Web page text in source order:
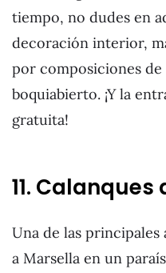
tiempo, no dudes en
decoración interior,
por composiciones de
boquiabierto. ¡Y la
gratuita!
11.
Una de las
a Marsella en un